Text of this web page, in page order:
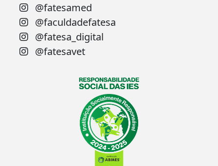
@fatesamed
@faculdadefatesa
@fatesa_digital
@fatesavet